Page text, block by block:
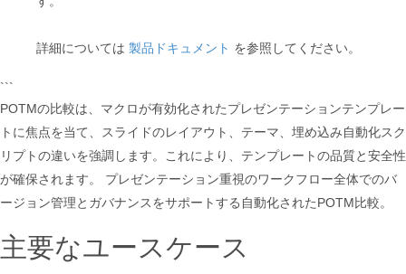
詳細については 製品ドキュメント を参照してください。
```
POTMの比較は、マクロが有効化されたプレゼンテーションテンプレー
トに焦点を当て、スライドのレイアウト、テーマ、埋め込み自動化スク
リプトの違いを強調します。これにより、テンプレートの品質と安全性
が確保されます。 プレゼンテーション重視のワークフロー全体でのバ
ージョン管理とガバナンスをサポートする自動化されたPOTM比較。
主要なユースケース